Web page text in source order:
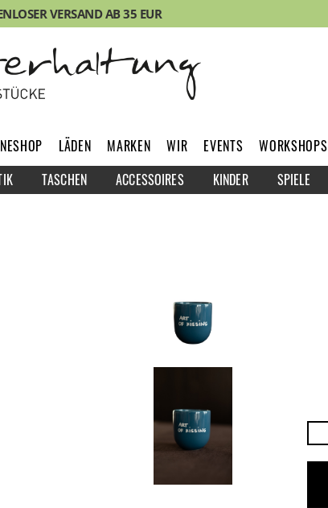
VERSAND AB 35 EUR
TASCHEN ACCESSOIRES KINDER SPIELE
LÄDEN MARKEN WIR EVENTS WORKSHOPS